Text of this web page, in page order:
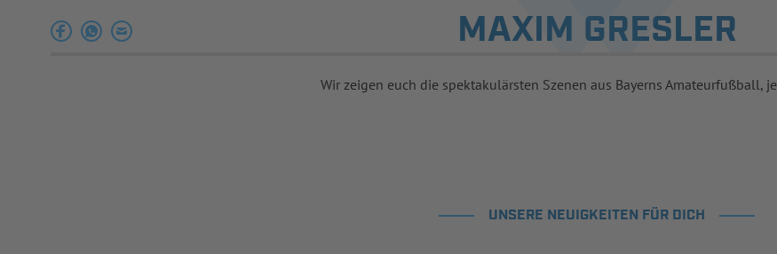
MAXIM GRESLER
Wir zeigen euch die spektakulärsten Szenen aus Bayerns Amateurfußball,
UNSERE NEUIGKEITEN FÜR DICH